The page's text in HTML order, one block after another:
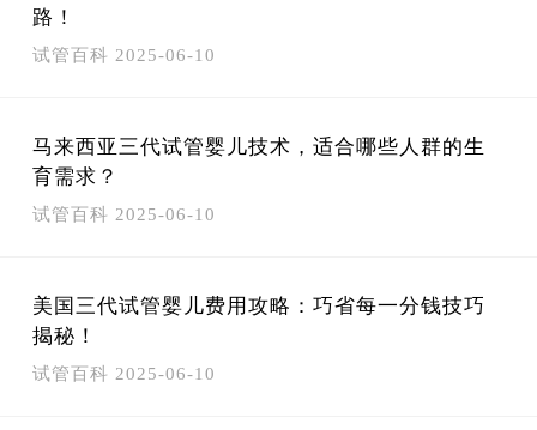
路！
试管百科 2025-06-10
马来西亚三代试管婴儿技术，适合哪些人群的生
育需求？
试管百科 2025-06-10
美国三代试管婴儿费用攻略：巧省每一分钱技巧
揭秘！
试管百科 2025-06-10